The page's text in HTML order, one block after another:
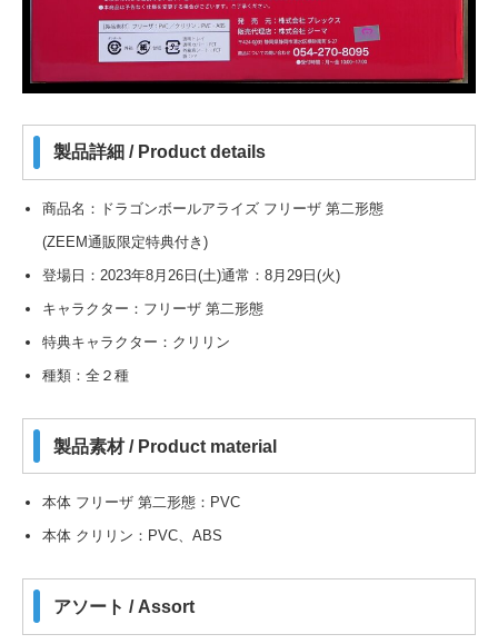
製品詳細 / Product details
商品名：ドラゴンボールアライズ フリーザ 第二形態
(ZEEM通販限定特典付き)
登場日：2023年8月26日(土)通常：8月29日(火)
キャラクター：フリーザ 第二形態
特典キャラクター：クリリン
種類：全２種
製品素材 / Product material
本体 フリーザ 第二形態：PVC
本体 クリリン：PVC、ABS
アソート / Assort